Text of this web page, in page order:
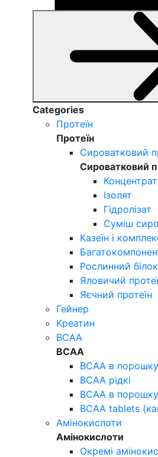
Categories
Протеїн
Протеїн
Сироватковий
Сироватковий
Концентрат
Ізолят
Гідролізат
Суміш
Казеїн і
Рослинний білок
Яловичий
Яєчний протеїн
Гейнер
Креатин
BCAA
BCAA
ВСАА в
ВСАА рідкі
ВСАА в
ВСАА tablets
Амінокислоти
Амінокислоти
Окремі